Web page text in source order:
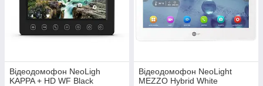
Відеодомофон NeoLigh
KAPPA + HD WF Black
Відеодомофон NeoLight
MEZZO Hybrid White